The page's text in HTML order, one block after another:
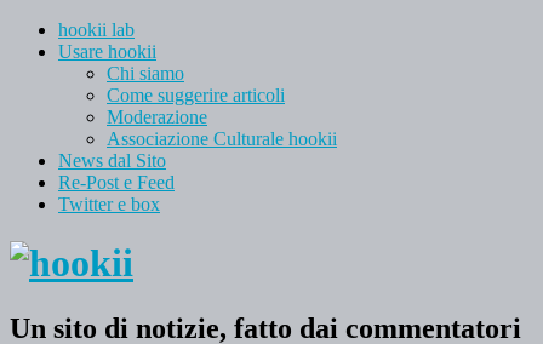
hookii lab
Usare hookii
Chi siamo
Come suggerire articoli
Moderazione
Associazione Culturale hookii
News dal Sito
Re-Post e Feed
Twitter e box
Un sito di notizie, fatto dai commentatori